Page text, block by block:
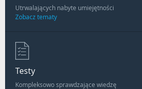
Utrwalających nabyte umiejętności
Zobacz tematy
Testy
Kompleksowo sprawdzające wiedzę